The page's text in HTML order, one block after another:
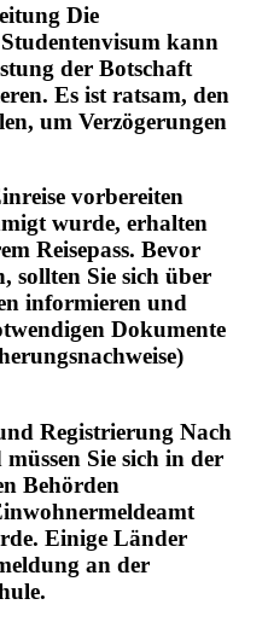
Die
kann
der Botschaft
Es ist ratsam, den
um Verzögerungen
vorbereiten
wurde, erhalten
Reisepass. Bevor
sollten Sie sich über
informieren und
Dokumente
Registrierung Nach
Sie sich in der
Behörden
Einige Länder
an der